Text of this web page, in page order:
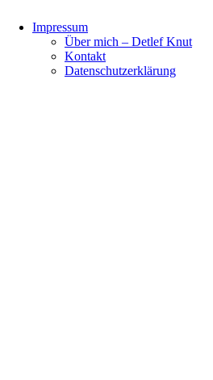
Impressum
Über mich – Detlef Knut
Kontakt
Datenschutzerklärung